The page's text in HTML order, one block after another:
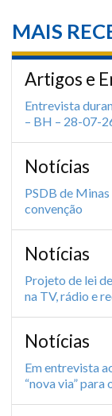
MAIS
Artigos e
Entrevista
– BH – 28-07-
Notícias
PSDB de
convenção
Notícias
Projeto de lei
na TV, rádio e
Notícias
Em entrevista
“nova via” para